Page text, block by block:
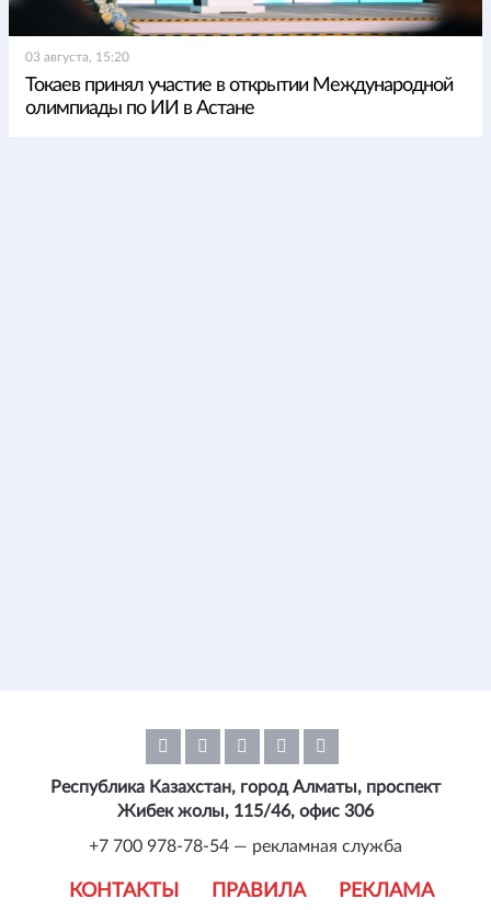
03 августа, 15:20
Токаев принял участие в открытии Международной
олимпиады по ИИ в Астане
КОНТАКТЫ ПРАВИЛА РЕКЛАМА
Республика Казахстан, город Алматы, проспект
Жибек жолы, 115/46, офис 306
+7 700 978-78-54 — рекламная служба